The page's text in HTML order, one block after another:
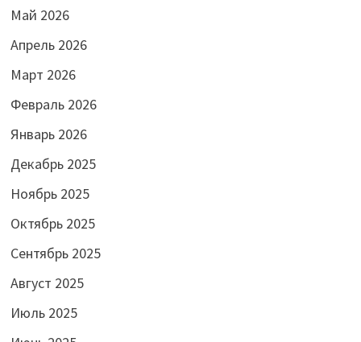
Май 2026
Апрель 2026
Март 2026
Февраль 2026
Январь 2026
Декабрь 2025
Ноябрь 2025
Октябрь 2025
Сентябрь 2025
Август 2025
Июль 2025